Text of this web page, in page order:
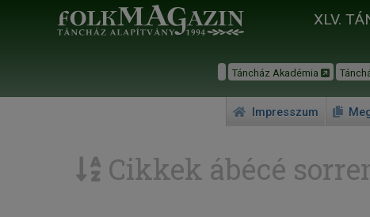
XLV.
Táncház Akadémia
Impresszum
Cikkek ábécé